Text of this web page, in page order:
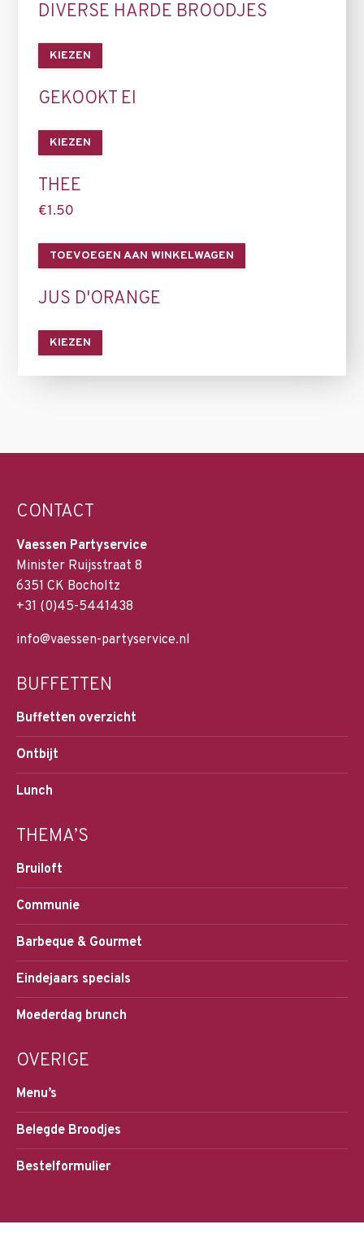
DIVERSE HARDE BROODJES
KIEZEN
GEKOOKT EI
KIEZEN
THEE
€1.50
TOEVOEGEN AAN WINKELWAGEN
JUS D'ORANGE
KIEZEN
CONTACT
Vaessen Partyservice
Minister Ruijsstraat 8
6351 CK Bocholtz
+31 (0)45-5441438
info@vaessen-partyservice.nl
BUFFETTEN
Buffetten overzicht
Ontbijt
Lunch
THEMA’S
Bruiloft
Communie
Barbeque & Gourmet
Eindejaars specials
Moederdag brunch
OVERIGE
Menu’s
Belegde Broodjes
Bestelformulier